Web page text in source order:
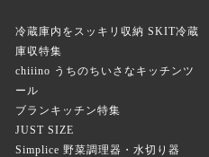
冷蔵庫内をスッキリ収納 SKIT冷蔵
庫収特集
chiiino うちのちいさなキッチンツ
ール
ブランキッチン特集
JUST SIZE
Simplice 野菜調理器・水切り器